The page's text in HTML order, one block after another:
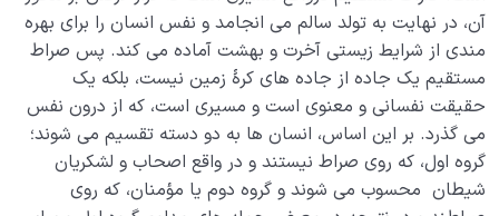
آن، در نهایت به تولد سالم می انجامد و نفس انسان را برای بهره
مندی از شرایط زیستی آخرت و بهشت آماده می کند. پس صراط
مستقیم یک جاده از جاده های کرۀ زمین نیست، بلکه یک
حقیقت نفسانی و معنوی است و مسیری است، که از درون نفس
می گذرد. بر این اساس، انسان ها به دو دسته تقسیم می شوند؛
گروه اول، که روی صراط نیستند و در واقع اصحاب و لشکریان
شیطان محسوب می شوند و گروه دوم یا مؤمنان، که روی